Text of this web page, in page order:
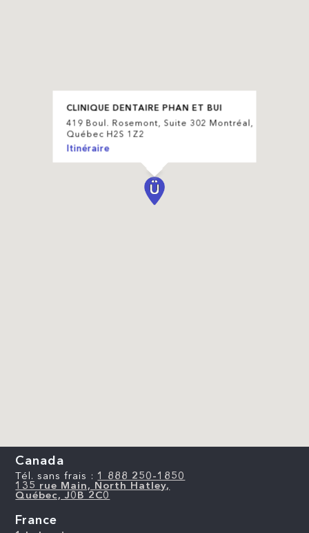
CLINIQUE DENTAIRE PHAN ET BUI
419 Boul. Rosemont, Suite 302 Montréal,
Québec H2S 1Z2
Itinéraire
Canada
Tél. sans frais : 1 888 250-1850
135 rue Main, North Hatley,
Québec, J0B 2C0
France